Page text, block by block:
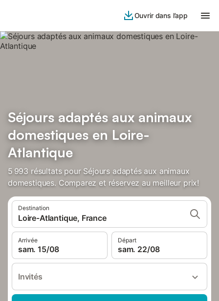
Ouvrir dans l’app
Séjours adaptés aux animaux
domestiques en Loire-
Atlantique
5 993 résultats pour Séjours adaptés aux animaux
domestiques. Comparez et réservez au meilleur prix!
Destination
Loire-Atlantique, France
Arrivée
sam. 15/08
Départ
sam. 22/08
Invités